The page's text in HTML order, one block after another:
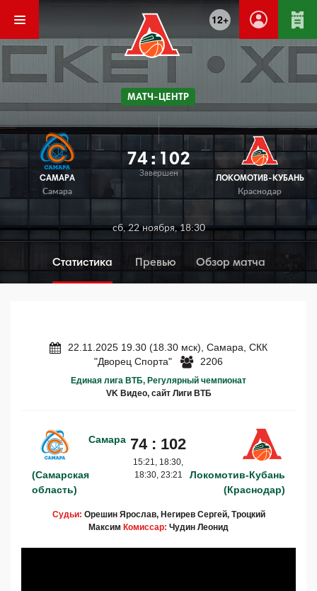
12+
МАТЧ-ЦЕНТР
САМАРА
Самара
74: 102
Завершен
ЛОКОМОТИВ-КУБАНЬ
Краснодар
сб, 22 ноября, 18:30
Статистика Превью Обзор матча